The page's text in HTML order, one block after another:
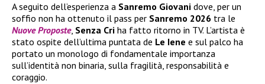
A seguito dell’esperienza a Sanremo Giovani dove, per un
soffio non ha ottenuto il pass per Sanremo 2026 tra le
Nuove Proposte, Senza Cri ha fatto ritorno in TV. L’artista è
stato ospite dell’ultima puntata de Le Iene e sul palco ha
portato un monologo di fondamentale importanza
sull’identità non binaria, sulla fragilità, responsabilità e
coraggio.